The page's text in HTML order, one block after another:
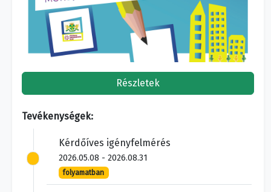
Részletek
Tevékenységek:
Kérdőíves igényfelmérés
2026.05.08 - 2026.08.31
folyamatban